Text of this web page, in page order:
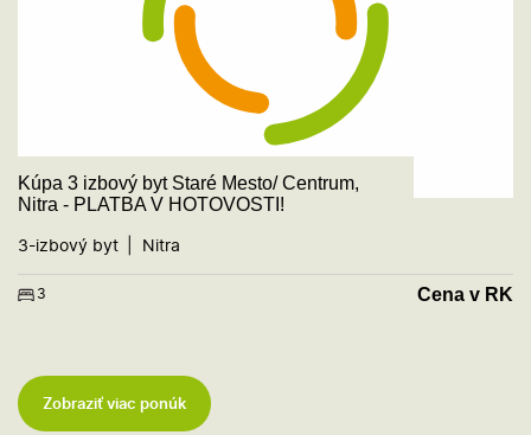
Kúpa 3 izbový byt Staré Mesto/ Centrum,
Nitra - PLATBA V HOTOVOSTI!
3-izbový byt
Nitra
3 Cena v RK
Zobraziť viac ponúk